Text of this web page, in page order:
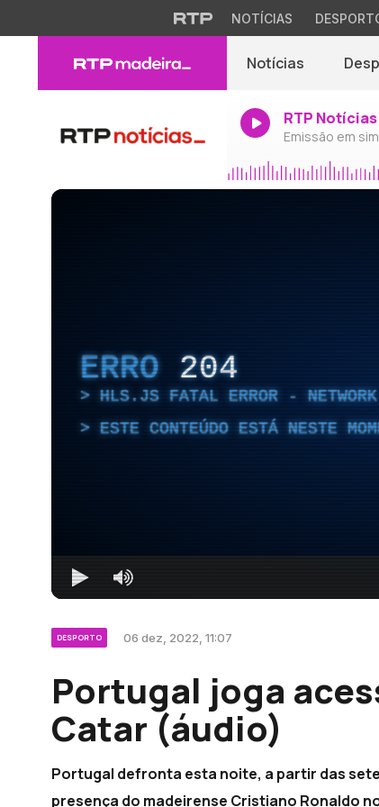
NOTÍCIAS
Notícias
RTP
Emissão em
ERRO 204
HLS.JS FATAL ERROR - NETWORK
ESTE CONTEÚDO ESTÁ NESTE
DESPORTO 06 dez, 2022, 11:07
Portugal joga
Catar (áudio)
Portugal defronta esta noite, a partir das
presença do madeirense Cristiano Ronaldo